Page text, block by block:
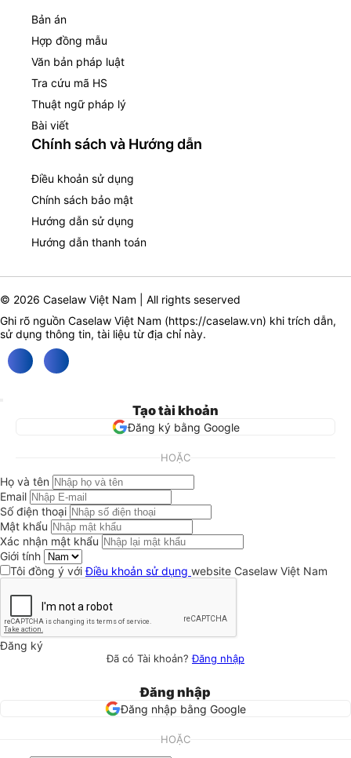
Bản án
Hợp đồng mẫu
Văn bản pháp luật
Tra cứu mã HS
Thuật ngữ pháp lý
Bài viết
Chính sách và Hướng dẫn
Điều khoản sử dụng
Chính sách bảo mật
Hướng dẫn sử dụng
Hướng dẫn thanh toán
© 2026 Caselaw Việt Nam | All rights seserved
Ghi rõ nguồn Caselaw Việt Nam (https://caselaw.vn) khi trích dẫn,
sử dụng thông tin, tài liệu từ địa chỉ này.
Tạo tài khoản
Đăng ký bằng Google
HOẶC
Họ và tên
Email
Số điện thoại
Mật khẩu
Xác nhận mật khẩu
Giới tính
Tôi đồng ý vớiĐiều khoản sử dụng website Caselaw Việt Nam
Đăng ký
Đã có Tài khoản?Đăng nhập
Đăng nhập
Đăng nhập bằng Google
HOẶC